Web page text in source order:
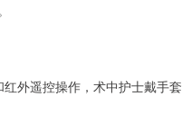
外遥控操作，术中护士戴手套